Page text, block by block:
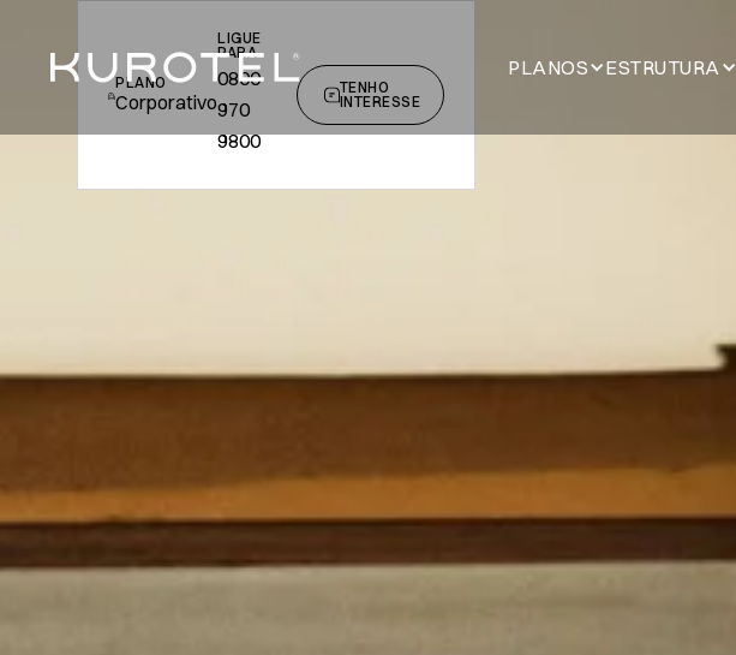
PLANO
Corporativo
LIGUE
PARA
0800
970
9800
TENHO
INTERESSE
PLANOS ESTRUTURA